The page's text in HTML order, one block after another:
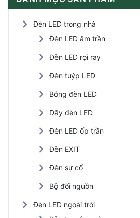
Đèn LED trong nhà
Đèn LED âm trần
Đèn LED rọi ray
Đèn tuýp LED
Bóng đèn LED
Dây đèn LED
Đèn LED ốp trần
Đèn EXIT
Đèn sự cố
Bộ đổi nguồn
Đèn LED ngoài trời